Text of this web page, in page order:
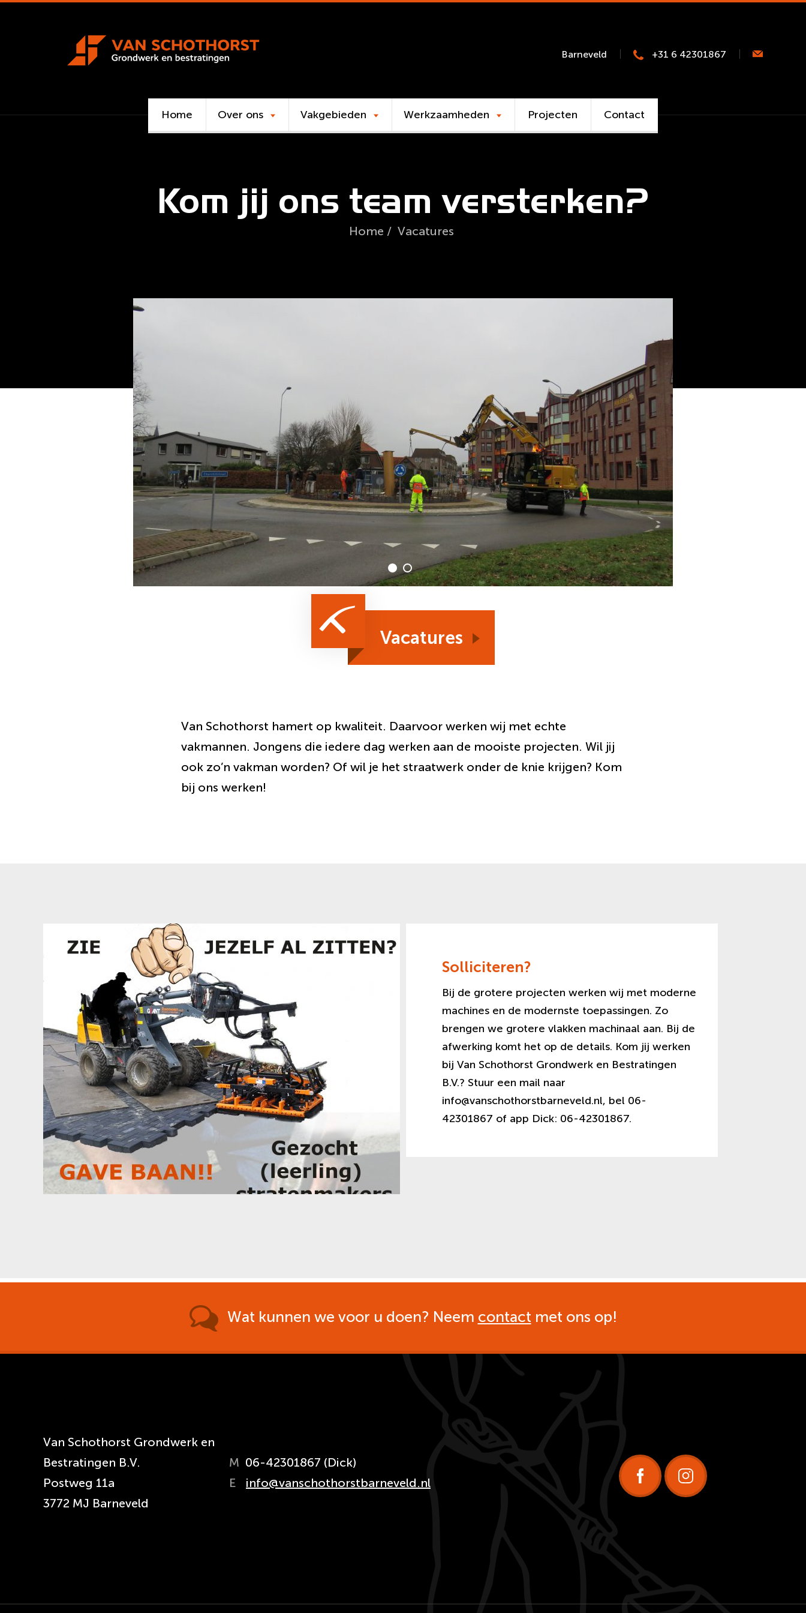
Barneveld +31 6 42301867
Home Over ons Vakgebieden Werkzaamheden Projecten Contact
Kom jij ons team versterken?
Home / Vacatures
Vacatures
Van Schothorst hamert op kwaliteit. Daarvoor werken wij met echte
vakmannen. Jongens die iedere dag werken aan de mooiste projecten. Wil jij
ook zo’n vakman worden? Of wil je het straatwerk onder de knie krijgen? Kom
bij ons werken!
Solliciteren?
Bij de grotere projecten werken wij met moderne
machines en de modernste toepassingen. Zo
brengen we grotere vlakken machinaal aan. Bij de
afwerking komt het op de details. Kom jij werken
bij Van Schothorst Grondwerk en Bestratingen
B.V.? Stuur een mail naar
info@vanschothorstbarneveld.nl, bel 06-
42301867 of app Dick: 06-42301867.
Wat kunnen we voor u doen? Neem contact met ons op!
Van Schothorst Grondwerk en
Bestratingen B.V.
Postweg 11a
3772 MJ Barneveld
M 06-42301867 (Dick)
E
info@vanschothorstbarneveld.nl